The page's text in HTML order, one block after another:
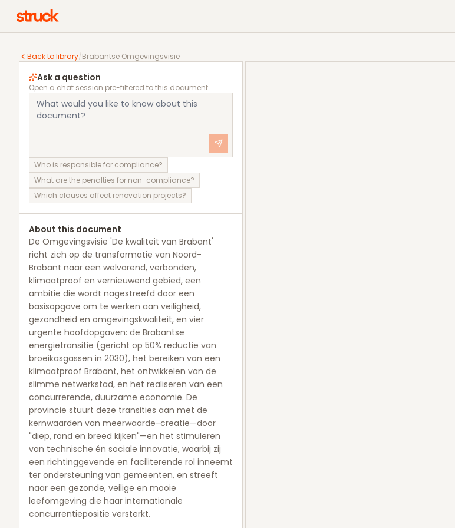
Back to library/Brabantse Omgevingsvisie
Brabantse Omgevingsvisie
Ask a question
Open a chat session pre-filtered to this document.
Who is responsible for compliance?
What are the penalties for non-compliance?
Which clauses affect renovation projects?
About this document
De Omgevingsvisie 'De kwaliteit van Brabant'
richt zich op de transformatie van Noord-
Brabant naar een welvarend, verbonden,
klimaatproof en vernieuwend gebied, een
ambitie die wordt nagestreefd door een
basisopgave om te werken aan veiligheid,
gezondheid en omgevingskwaliteit, en vier
urgente hoofdopgaven: de Brabantse
energietransitie (gericht op 50% reductie van
broeikasgassen in 2030), het bereiken van een
klimaatproof Brabant, het ontwikkelen van de
slimme netwerkstad, en het realiseren van een
concurrerende, duurzame economie. De
provincie stuurt deze transities aan met de
kernwaarden van meerwaarde-creatie—door
"diep, rond en breed kijken"—en het stimuleren
van technische én sociale innovatie, waarbij zij
een richtinggevende en faciliterende rol inneemt
ter ondersteuning van gemeenten, en streeft
naar een gezonde, veilige en mooie
leefomgeving die haar internationale
concurrentiepositie versterkt.